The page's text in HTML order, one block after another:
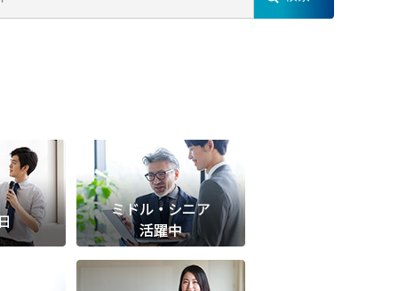
採用
募採用
開求人
派遣